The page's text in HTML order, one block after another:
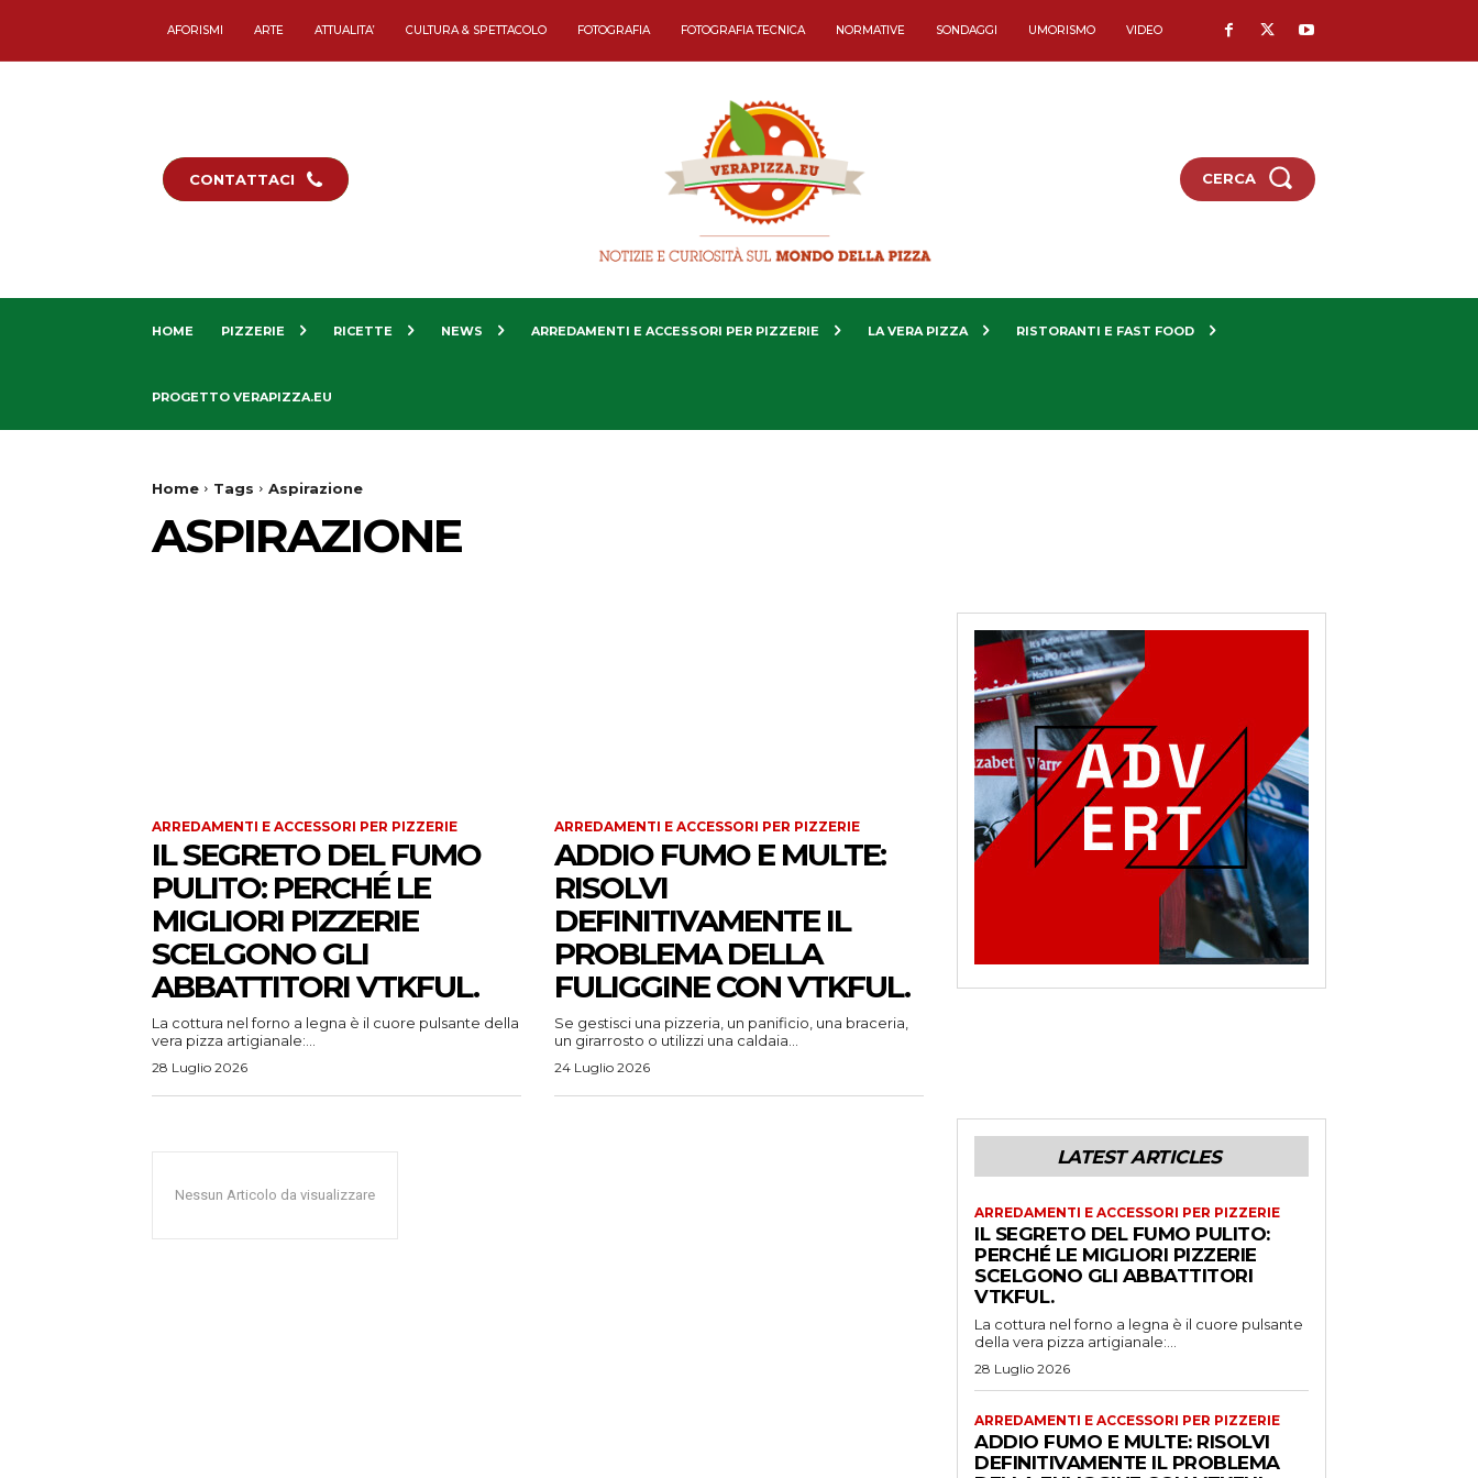
AFORISMI ARTE ATTUALITA’ CULTURA & SPETTACOLO FOTOGRAFIA FOTOGRAFIA TECNICA NORMATIVE SONDAGGI UMORISMO VIDEO
CONTATTACI CERCA
HOME PIZZERIE RICETTE NEWS ARREDAMENTI E ACCESSORI PER PIZZERIE LA VERA PIZZA RISTORANTI E FAST FOOD
PROGETTO VERAPIZZA.EU
Home Tags Aspirazione
ASPIRAZIONE
ARREDAMENTI E ACCESSORI PER PIZZERIE
IL SEGRETO DEL FUMO
PULITO: PERCHÉ LE
MIGLIORI PIZZERIE
SCELGONO GLI
ABBATTITORI VTKFUL.
La cottura nel forno a legna è il cuore pulsante della
vera pizza artigianale:...
28 Luglio 2026
ARREDAMENTI E ACCESSORI PER PIZZERIE
ADDIO FUMO E MULTE:
RISOLVI
DEFINITIVAMENTE IL
PROBLEMA DELLA
FULIGGINE CON VTKFUL.
Se gestisci una pizzeria, un panificio, una braceria,
un girarrosto o utilizzi una caldaia...
24 Luglio 2026
Nessun Articolo da visualizzare
LATEST ARTICLES
ARREDAMENTI E ACCESSORI PER PIZZERIE
IL SEGRETO DEL FUMO PULITO:
PERCHÉ LE MIGLIORI PIZZERIE
SCELGONO GLI ABBATTITORI
VTKFUL.
La cottura nel forno a legna è il cuore pulsante
della vera pizza artigianale:...
28 Luglio 2026
ARREDAMENTI E ACCESSORI PER PIZZERIE
ADDIO FUMO E MULTE: RISOLVI
DEFINITIVAMENTE IL PROBLEMA